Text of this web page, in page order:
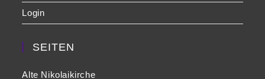
Login
SEITEN
Alte Nikolaikirche